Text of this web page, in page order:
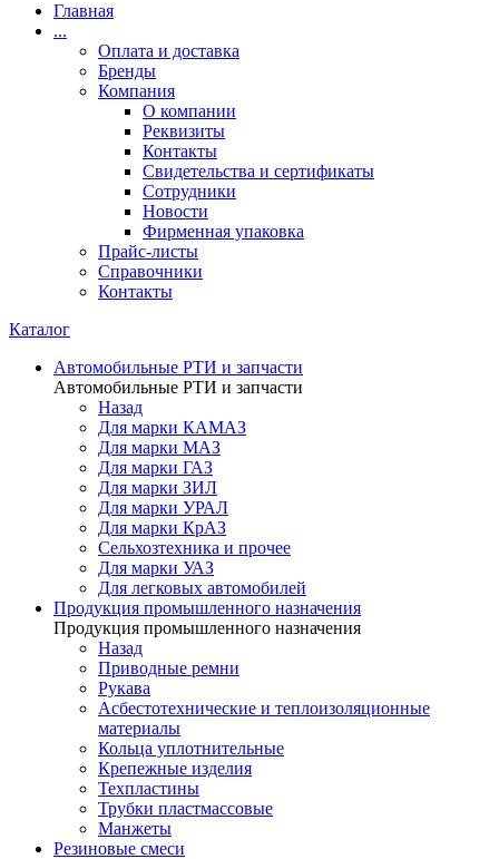
Главная
...
Оплата и доставка
Бренды
Компания
О компании
Реквизиты
Контакты
Свидетельства и сертификаты
Сотрудники
Новости
Фирменная упаковка
Прайс-листы
Справочники
Контакты
Каталог
Автомобильные РТИ и запчасти
Автомобильные РТИ и запчасти
Назад
Для марки КАМАЗ
Для марки МАЗ
Для марки ГАЗ
Для марки ЗИЛ
Для марки УРАЛ
Для марки КрАЗ
Сельхозтехника и прочее
Для марки УАЗ
Для легковых автомобилей
Продукция промышленного назначения
Продукция промышленного назначения
Назад
Приводные ремни
Рукава
Асбестотехнические и теплоизоляционные
материалы
Кольца уплотнительные
Крепежные изделия
Техпластины
Трубки пластмассовые
Манжеты
Резиновые смеси